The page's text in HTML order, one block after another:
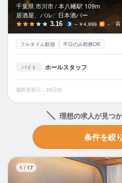
千葉県 市川市 / 本八幡駅 109m
居酒屋、バル、日本酒バー
3.16 ～￥4,999 －
フルタイム歓迎 平日のみ勤務OK
バイト ホールスタッフ
最終更新日：28日前
理想の求人が見つ
条件を絞
1 / 17